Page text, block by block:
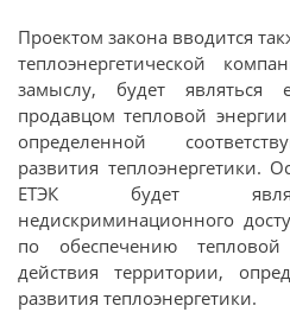
Проектом закона вводится
теплоэнергетической
замыслу, будет
продавцом тепловой
определенной
развития теплоэнергетики.
ЕТЭК будет
недискриминационного
по обеспечению
действия территории,
развития теплоэнергетики.